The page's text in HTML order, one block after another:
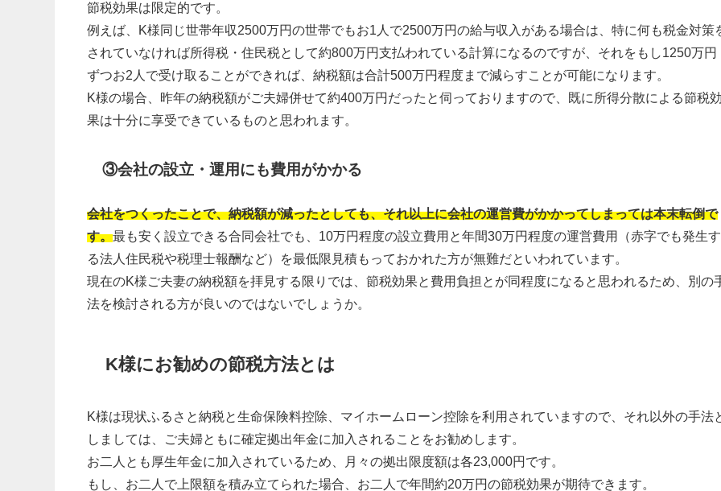
節税効果は限定的です。
例えば、K様同じ世帯年収2500万円の世帯でもお1人で2500万円の給与収入がある場合は、特に何も税金対策
されていなければ所得税・住民税として約800万円支払われている計算になるのですが、それをもし1250万円
ずつお2人で受け取ることができれば、納税額は合計500万円程度まで減らすことが可能になります。
K様の場合、昨年の納税額がご夫婦併せて約400万円だったと伺っておりますので、既に所得分散による節税効
果は十分に享受できているものと思われます。
③会社の設立・運用にも費用がかかる
会社をつくったことで、納税額が減ったとしても、それ以上に会社の運営費がかかってしまっては本末転倒で
す。最も安く設立できる合同会社でも、10万円程度の設立費用と年間30万円程度の運営費用（赤字でも発生す
る法人住民税や税理士報酬など）を最低限見積もっておかれた方が無難だといわれています。
現在のK様ご夫妻の納税額を拝見する限りでは、節税効果と費用負担とが同程度になると思われるため、別の
法を検討される方が良いのではないでしょうか。
K様にお勧めの節税方法とは
K様は現状ふるさと納税と生命保険料控除、マイホームローン控除を利用されていますので、それ以外の手法
しましては、ご夫婦ともに確定拠出年金に加入されることをお勧めします。
お二人とも厚生年金に加入されているため、月々の拠出限度額は各23,000円です。
もし、お二人で上限額を積み立てられた場合、お二人で年間約20万円の節税効果が期待できます。